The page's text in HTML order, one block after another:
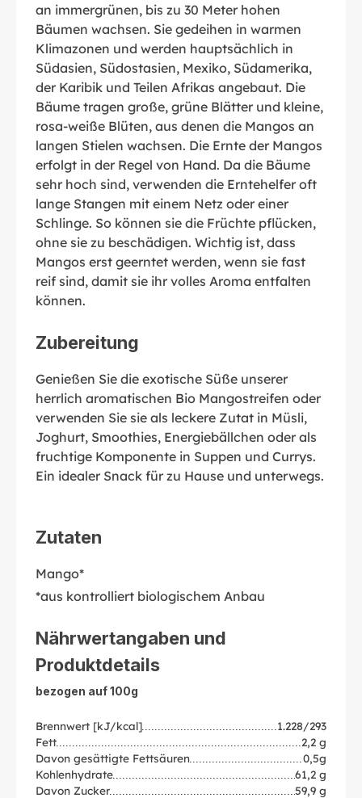
an immergrünen, bis zu 30 Meter hohen
Bäumen wachsen. Sie gedeihen in warmen
Klimazonen und werden hauptsächlich in
Südasien, Südostasien, Mexiko, Südamerika,
der Karibik und Teilen Afrikas angebaut. Die
Bäume tragen große, grüne Blätter und kleine,
rosa-weiße Blüten, aus denen die Mangos an
langen Stielen wachsen. Die Ernte der Mangos
erfolgt in der Regel von Hand. Da die Bäume
sehr hoch sind, verwenden die Erntehelfer oft
lange Stangen mit einem Netz oder einer
Schlinge. So können sie die Früchte pflücken,
ohne sie zu beschädigen. Wichtig ist, dass
Mangos erst geerntet werden, wenn sie fast
reif sind, damit sie ihr volles Aroma entfalten
können.
Zubereitung
Genießen Sie die exotische Süße unserer
herrlich aromatischen Bio Mangostreifen oder
verwenden Sie sie als leckere Zutat in Müsli,
Joghurt, Smoothies, Energiebällchen oder als
fruchtige Komponente in Suppen und Currys.
Ein idealer Snack für zu Hause und unterwegs.
Zutaten
Mango*
*aus kontrolliert biologischem Anbau
Nährwertangaben und
Produktdetails
bezogen auf 100g
Brennwert [kJ/kcal]
1.228/293
Fett
2,2 g
Davon gesättigte Fettsäuren
0,5g
Kohlenhydrate
61,2 g
Davon Zucker
59,9 g